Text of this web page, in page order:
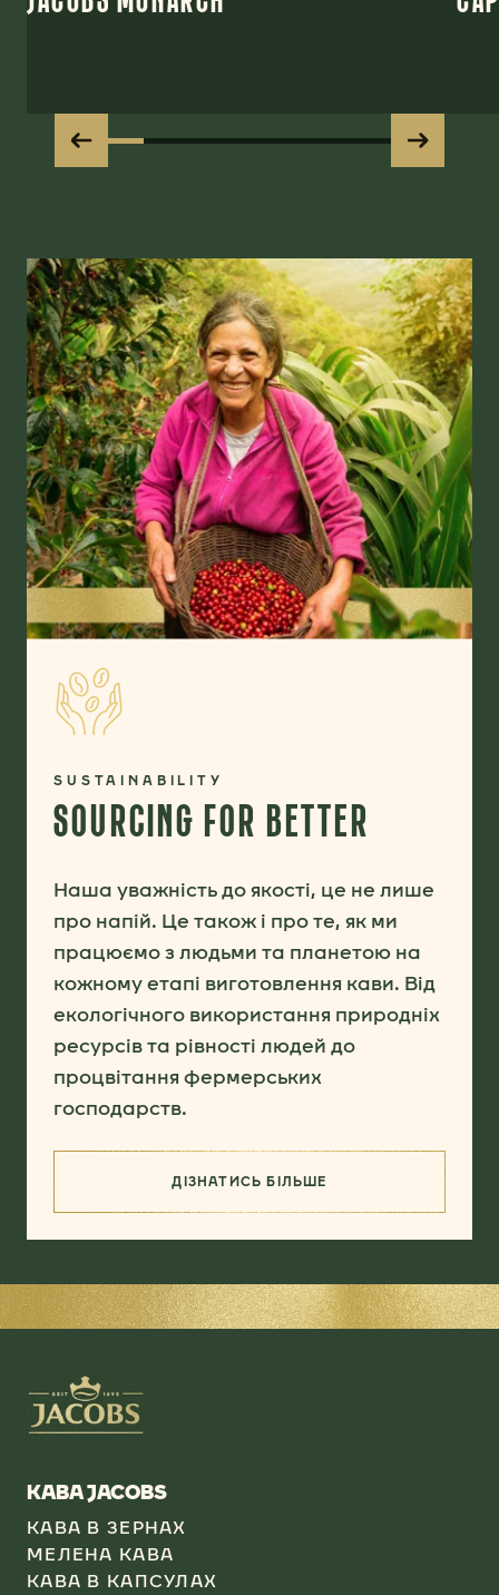
SUSTAINABILITY
SOURCING FOR BETTER
Наша уважність до якості, це не лише
про напій. Це також і про те, як ми
працюємо з людьми та планетою на
кожному етапі виготовлення кави. Від
екологічного використання природніх
ресурсів та рівності людей до
процвітання фермерських
господарств.
ДІЗНАТИСЬ БІЛЬШЕ
КАВА JACOBS​
КАВА В ЗЕРНАХ
МЕЛЕНА КАВА
КАВА В КАПСУЛАХ​